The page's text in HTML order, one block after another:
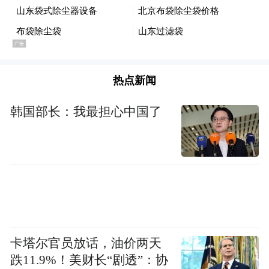
南京理工大学
暑假：2026年7月4日—8月23日
热点新闻
韩国部长：我最担心中国了
卡塔尔官员放话，油价两天
跌11.9%！美财长“剧透”：协